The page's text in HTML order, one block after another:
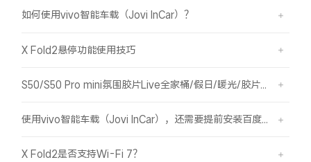
如何使用vivo智能车载（Jovi InCar）？
X Fold2悬停功能使用技巧
X Fold2是否支持Wi-Fi 7？